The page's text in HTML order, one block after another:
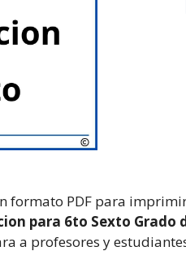
formato PDF para
para 6to Sexto Grado
a profesores y